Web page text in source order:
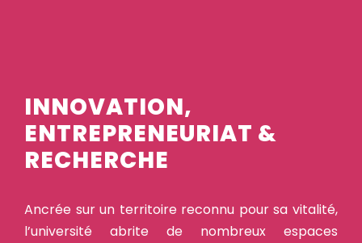
INNOVATION,
ENTREPRENEURIAT &
RECHERCHE
Ancrée sur un territoire reconnu pour sa vitalité,
l’université abrite de nombreux espaces